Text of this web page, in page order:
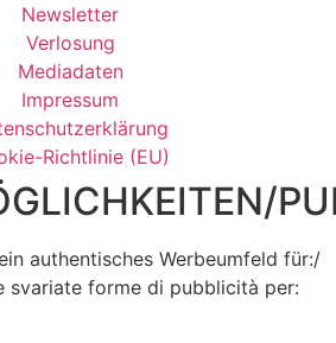
Newsletter
Verlosung
Mediadaten
Impressum
Richtlinie (EU)
authentisches Werbeumfeld für:/
svariate forme di pubblicità per: